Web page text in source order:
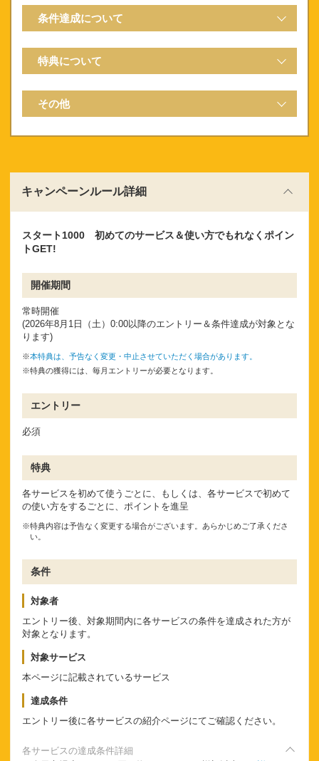
す。
ご利用状況が反映されるまでにお時間がかかる場合がござい
ざいます。
証券のご利用情報提供に同意されなかった場合、楽天証券を
ご利用中であってもパネルが表示されている場合がございま
す。楽天証券のご利用中の方向けの特典はこちらからご確認
条件達成について
特典について
その他
キャンペーンルール詳細
スタート1000 初めてのサービス＆使い方でもれなくポイン
トGET!
開催期間
常時開催
(2026年8月1日（土）0:00以降のエントリー＆条件達成が対象とな
ります)
※本特典は、予告なく変更・中止させていただく場合があります。
※特典の獲得には、毎月エントリーが必要となります。
エントリー
必須
特典
各サービスを初めて使うごとに、もしくは、各サービスで初めて
の使い方をするごとに、ポイントを進呈
※特典内容は予告なく変更する場合がございます。あらかじめご了承くださ
い。
条件
対象者
エントリー後、対象期間内に各サービスの条件を達成された方が
対象となります。
対象サービス
本ページに記載されているサービス
達成条件
エントリー後に各サービスの紹介ページにてご確認ください。
各サービスの達成条件詳細